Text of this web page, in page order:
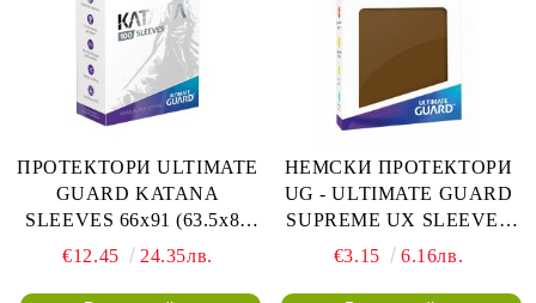
ПРОТЕКТОРИ ULTIMATE
GUARD KATANA
SLEEVES 66x91 (63.5x88
LCG) - 100 БР. ТЮРКОАЗ
€12.45 24.35лв.
НЕМСКИ ПРОТЕКТОРИ
UG - ULTIMATE GUARD
SUPREME UX SLEEVES
66x91 (63.5x88 LCG) - 80
€3.15 6.16лв.